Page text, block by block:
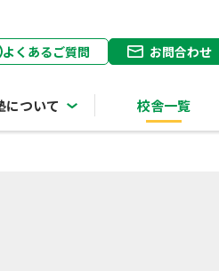
について 校舎一覧
よくあるご質問 お問合わせ